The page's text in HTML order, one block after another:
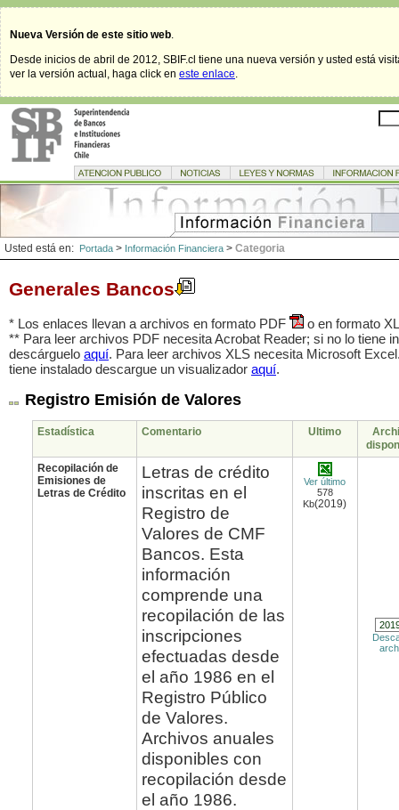
Nueva Versión de este sitio web.
Desde inicios de abril de 2012, SBIF.cl tiene una nueva versión y usted está
ver la versión actual, haga click en este enlace.
Usted está en: Portada > Información Financiera > Categoria
Generales Bancos
* Los enlaces llevan a archivos en formato PDF
o en formato
** Para leer archivos PDF necesita Acrobat Reader; si no lo tiene
descárguelo aquí. Para leer archivos XLS necesita Microsoft
tiene instalado descargue un visualizador aquí.
Registro Emisión de Valores
Estadística Comentario Ultimo
Recopilación de
Emisiones de
Letras de Crédito
Letras de crédito
inscritas en el
Registro de
Valores de CMF
Bancos. Esta
información
comprende una
recopilación de las
inscripciones
efectuadas desde
el año 1986 en el
Registro Público
de Valores.
Archivos anuales
disponibles con
recopilación desde
el año 1986.
Ver último
578
Kb(2019)